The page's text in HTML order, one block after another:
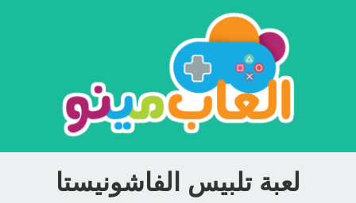
لعبة تلبيس الفاشونيستا